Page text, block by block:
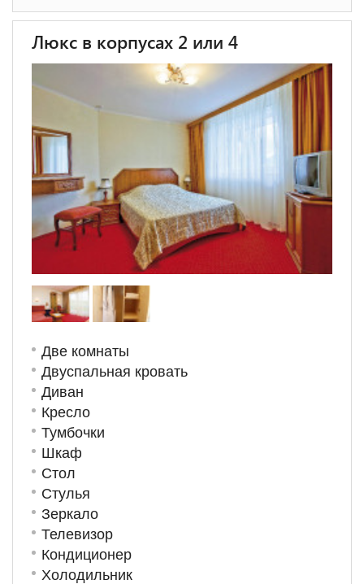
Люкс в корпусах 2 или 4
Две комнаты
Двуспальная кровать
Диван
Кресло
Тумбочки
Шкаф
Стол
Стулья
Зеркало
Телевизор
Кондиционер
Холодильник